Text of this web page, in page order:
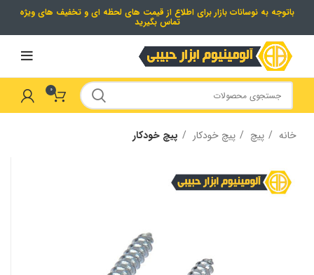
باتوجه به نوسانات بازار برای اطلاع از قیمت های لحظه ای و تخفیف های ویژه
تماس بگیرید
0
خانه پیچ پیچ خودکار پیچ خودکار